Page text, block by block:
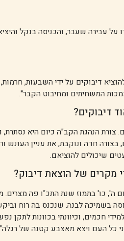
על עבירה שעבר, והכניסה בנקל
דיבוקים על ידי השבעות,
המשחיתים ומחיבוט הקבר".
דיבוקים?
הנהגת הקב"ה כיום היא נסתרת,
בצורה חדה ונוקבת, את עניין
שיכולים להוציאם.
מקרים של הוצאת דיבוק?
ה', כו' בתמוז שנת התכ"ו פה
בשמיכה לבנה. שנכנס בה רוח
חכמים, וכיוונתי בכוונות לתקן
כל העם ויצא מאצבע קטנה של